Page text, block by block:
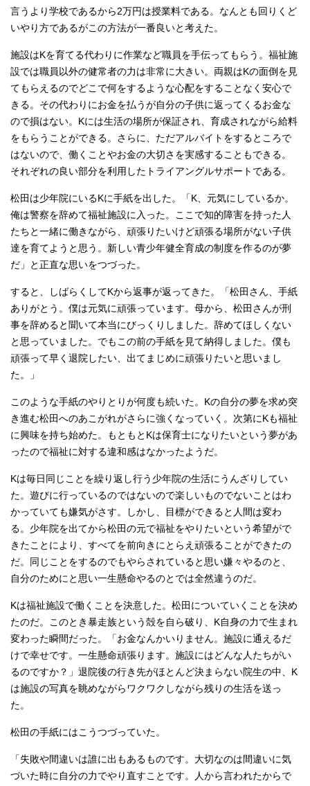
言うより学校であるから2万円は授業料である。なんとも回りくど
いやり方であるがこの方法が一番良いと考えた。
施設はKを育てる代わりに作業など職員を手伝ってもらう。福祉施
設では職員以外の健常者の力は非常に大きい。両親はKの面倒を見
てもらえるのでどこで何をするような心配をすることなく安心で
きる。その代わりにお金を払うが自分の子供に返ってくるお金な
ので損はない。Kには生活の場所が保証され、育成されながら給料
をもらうことができる。さらに、ただアルバイトをするところで
はないので、働くことやお金の大切さを実感することもできる。
それぞれの良い部分を利用したトライアングルサポートである。
松田は少年院にいるKに手紙を出した。「K、元気にしているか。
俺は警察を辞めて福祉施設に入った。ここで知的障害を持った人
たちと一緒に働きながら、頑張りたいけど頑張る場所がない子供
達を育てようと思う。新しい青少年健全育成の制度を作るのが夢
だ」と正直な思いをつづった。
すると、しばらくしてKから返事が返ってきた。「松田さん、手紙
ありがとう。僕は元気に頑張っています。母から、松田さんが刑
事を辞めると聞いて本当にびっくりしました。辞めてほしくない
と思っていました。でもこの前の手紙を見て納得しました。僕も
頑張って早く退院したい、出てまじめに頑張りたいと思いまし
た。」
このような手紙のやりとりが何度も続いた。Kの自分の夢を求め突
き進む松田へのあこがれがさらに強くなっていく。次第にKも福祉
に興味を持ち始めた。もともとKは保育士になりたいという夢があ
ったので福祉に対する違和感はなかったようだ。
Kは毎日同じことを繰り返し行う少年院の生活にうんざりしてい
た。遊びに行っているのではないので楽しいものでないことはわ
かっていても嫌気がさす。しかし、目標ができると人間は変わ
る。少年院を出てから松田の元で福祉をやりたいという希望がで
きたことにより、すべてを前向きにとらえ頑張ることができたの
だ。同じことをするのでもやらされていると思い嫌々やるのと、
自分のためにと思い一生懸命やるのとでは全然違うのだ。
Kは福祉施設で働くことを決意した。松田についていくことを決め
たのだ。このとき暴走族という殻を自ら破り、K自身の力で生まれ
変わった瞬間だった。「お金なんかいりません。施設に通えるだ
けで幸せです。一生懸命頑張ります。施設にはどんな人たちがい
るのですか？」退院後の行き先がほとんど決まらない院生の中、K
は施設の写真を眺めながらワクワクしながら残りの生活を送っ
た。
松田の手紙にはこうつづっていた。
「失敗や間違いは誰に出もあるものです。大切なのは間違いに気
づいた時に自分の力でやり直すことです。人から言われたからで